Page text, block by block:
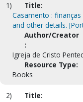
1)
Title:
Casamento :
and other details.
Author/Creator
:
Igreja de Cristo
Resource Type:
Books
2)
Title: